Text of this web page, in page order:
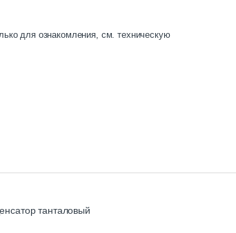
для ознакомления, см. техническую
танталовый